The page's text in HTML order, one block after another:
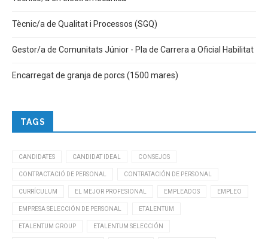
Tècnic/a de Qualitat i Processos (SGQ)
Gestor/a de Comunitats Júnior - Pla de Carrera a Oficial Habilitat
Encarregat de granja de porcs (1500 mares)
TAGS
CANDIDATES CANDIDAT IDEAL CONSEJOS
CONTRACTACIÓ DE PERSONAL CONTRATACIÓN DE PERSONAL
CURRÍCULUM EL MEJOR PROFESIONAL EMPLEADOS EMPLEO
EMPRESA SELECCIÓN DE PERSONAL ETALENTUM
ETALENTUM GROUP ETALENTUM SELECCIÓN